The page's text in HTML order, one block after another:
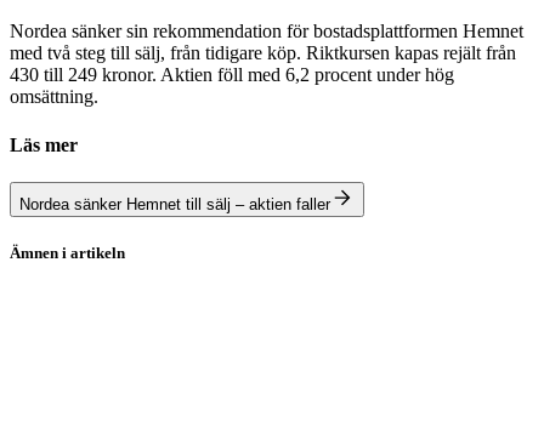
Nordea sänker sin rekommendation för bostadsplattformen Hemnet
med två steg till sälj, från tidigare köp. Riktkursen kapas rejält från
430 till 249 kronor. Aktien föll med 6,2 procent under hög
omsättning.
Läs mer
Nordea sänker Hemnet till sälj – aktien faller
Ämnen i artikeln